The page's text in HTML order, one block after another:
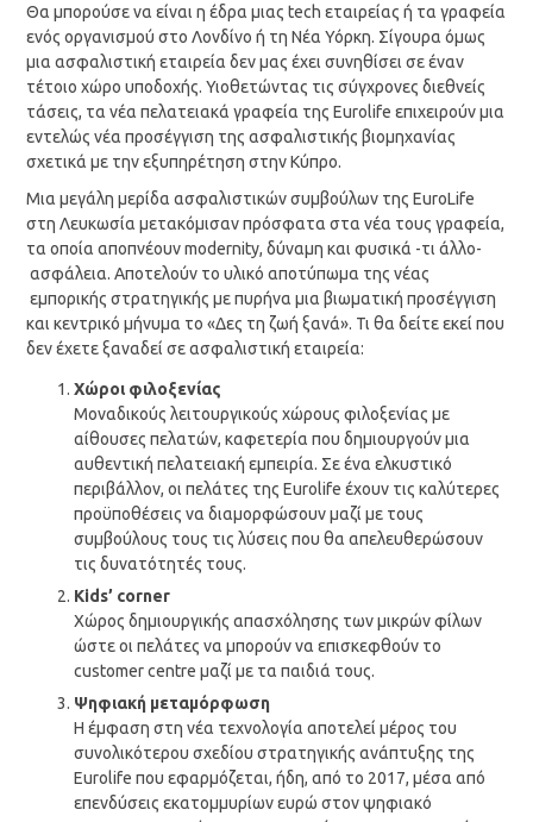
Θα μπορούσε να είναι η έδρα μιας tech εταιρείας ή τα γραφεία
ενός οργανισμού στο Λονδίνο ή τη Νέα Υόρκη. Σίγουρα όμως
μια ασφαλιστική εταιρεία δεν μας έχει συνηθίσει σε έναν
τέτοιο χώρο υποδοχής. Υιοθετώντας τις σύγχρονες διεθνείς
τάσεις, τα νέα πελατειακά γραφεία της Eurolife επιχειρούν μια
εντελώς νέα προσέγγιση της ασφαλιστικής βιομηχανίας
σχετικά με την εξυπηρέτηση στην Κύπρο.
Μια μεγάλη μερίδα ασφαλιστικών συμβούλων της EuroLife
στη Λευκωσία μετακόμισαν πρόσφατα στα νέα τους γραφεία,
τα οποία αποπνέουν modernity, δύναμη και φυσικά -τι άλλο-
ασφάλεια. Αποτελούν το υλικό αποτύπωμα της νέας
εμπορικής στρατηγικής με πυρήνα μια βιωματική προσέγγιση
και κεντρικό μήνυμα το «Δες τη ζωή ξανά». Τι θα δείτε εκεί που
δεν έχετε ξαναδεί σε ασφαλιστική εταιρεία:
Χώροι φιλοξενίας
Μοναδικούς λειτουργικούς χώρους φιλοξενίας με
αίθουσες πελατών, καφετερία που δημιουργούν μια
αυθεντική πελατειακή εμπειρία. Σε ένα ελκυστικό
περιβάλλον, οι πελάτες της Eurolife έχουν τις καλύτερες
προϋποθέσεις να διαμορφώσουν μαζί με τους
συμβούλους τους τις λύσεις που θα απελευθερώσουν
τις δυνατότητές τους.
Kids’ corner
Χώρος δημιουργικής απασχόλησης των μικρών φίλων
ώστε οι πελάτες να μπορούν να επισκεφθούν το
customer centre μαζί με τα παιδιά τους.
Ψηφιακή μεταμόρφωση
Η έμφαση στη νέα τεχνολογία αποτελεί μέρος του
συνολικότερου σχεδίου στρατηγικής ανάπτυξης της
Eurolife που εφαρμόζεται, ήδη, από το 2017, μέσα από
επενδύσεις εκατομμυρίων ευρώ στον ψηφιακό